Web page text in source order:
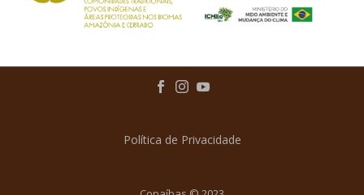
Política de Privacidade